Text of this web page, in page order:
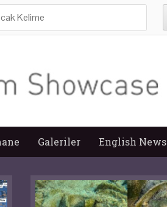
Galeriler English News